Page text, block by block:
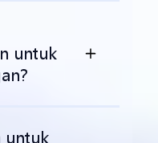
untuk
untuk